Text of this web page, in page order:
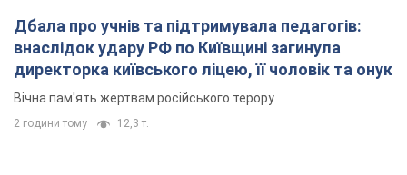
Дбала про учнів та підтримувала педагогів:
внаслідок удару РФ по Київщині загинула
директорка київського ліцею, її чоловік та онук
Вічна пам'ять жертвам російського терору
2 години тому 12,3 т.